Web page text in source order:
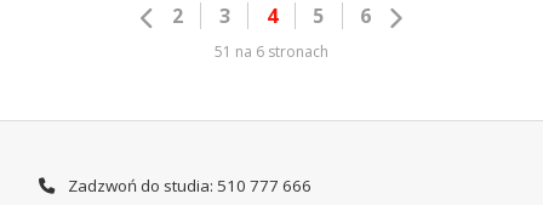
2 3 4 5 6
51 na 6 stronach
Zadzwoń do studia: 510 777 666